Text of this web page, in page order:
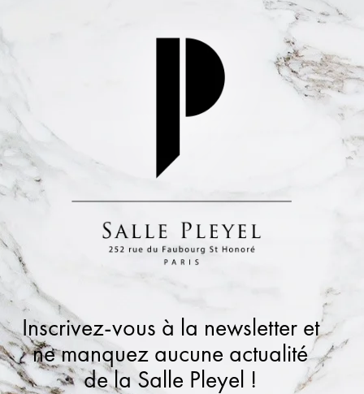
Inscrivez-vous à la newsletter et
ne manquez aucune actualité
de la Salle Pleyel !